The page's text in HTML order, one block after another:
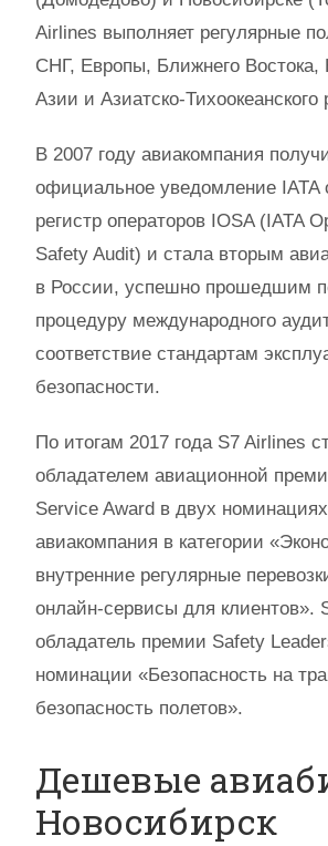
Airlines выполняет регулярные
СНГ, Европы, Ближнего Востока,
Азии и Азиатско-Тихоокеанского
В 2007 году авиакомпания
официальное уведомление IATA
регистр операторов IOSA (IATA
Safety Audit) и стала вторым
в России, успешно прошедшим
процедуру международного
соответствие стандартам
безопасности.
По итогам 2017 года S7 Airlines
обладателем авиационной
Service Award в двух
авиакомпания в категории
внутренние регулярные
онлайн-сервисы для клиентов».
обладатель премии Safety
номинации «Безопасность на
безопасность полетов».
Дешевые
Новосибирск